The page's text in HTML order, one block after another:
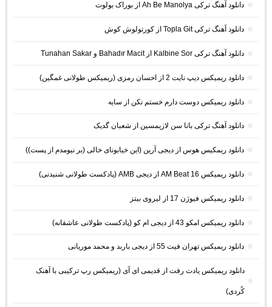
دانلود آهنگ ترکی Ah Be Manolya از بوراک بولوت
دانلود آهنگ ترکی Topla Git از کورتولوش کوش
دانلود آهنگ ترکی Kalbine Sor از Bahadır Macit و Tunahan Sakar
دانلود ریمیکس دیپ نایت 2 از احسان رمزی (ریمیکس طولانی غمگین)
دانلود ریمیکس دوست دارم خستم نکن از سایه
دانلود آهنگ ترکی بانا سن لازیمسین از شعبان گدیک
دانلود ریمکیس هوس از دیجی آرین (این خیابونای خالی (بر نیومدم از پست))
دانلود ریمیکس AM Beat 16 از دیجی AMB (پادکست طولانی شنیدنی)
دانلود ریمیکس فیوژن 17 از لیروی بیتز
دانلود ریمیکس امکو 43 از دیجی ام کو (پادکست طولانی عاشقانه)
دانلود ریمیکس تهران فیت 55 از دیجی باربد و محمد موریانی
دانلود ریمیکس یادت رفت از قدیمی ای آی (ریمیکس رپ ترکیبی با آهنک
کُردی)